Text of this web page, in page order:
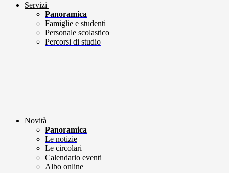
Servizi
Panoramica
Famiglie e studenti
Personale scolastico
Percorsi di studio
Novità
Panoramica
Le notizie
Le circolari
Calendario eventi
Albo online